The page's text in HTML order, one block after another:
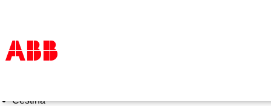
Products & Solutions
Čeština